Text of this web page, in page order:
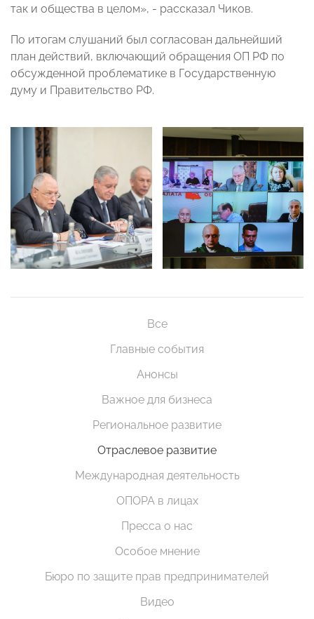
так и общества в целом», - рассказал Чиков.
По итогам слушаний был согласован дальнейший
план действий, включающий обращения ОП РФ по
обсужденной проблематике в Государственную
думу и Правительство РФ.
Все
Главные события
Анонсы
Важное для бизнеса
Региональное развитие
Отраслевое развитие
Международная деятельность
ОПОРА в лицах
Пресса о нас
Особое мнение
Бюро по защите прав предпринимателей
Видео